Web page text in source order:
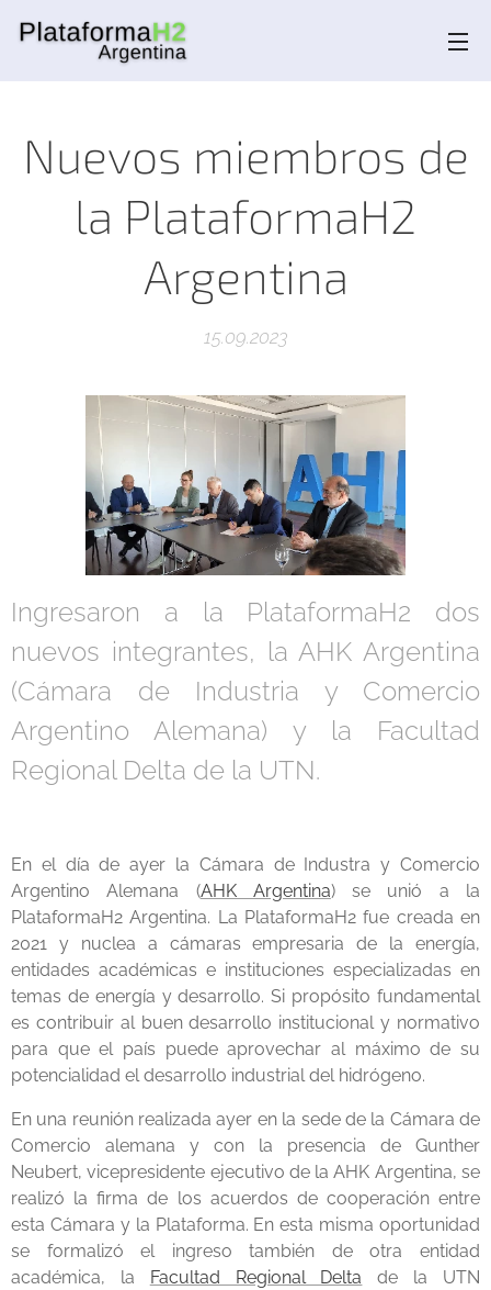
Nuevos miembros de
la PlataformaH2
Argentina
15.09.2023
Ingresaron a la PlataformaH2 dos
nuevos integrantes, la AHK Argentina
(Cámara de Industria y Comercio
Argentino Alemana) y la Facultad
Regional Delta de la UTN.
En el día de ayer la Cámara de Industra y Comercio
Argentino Alemana (AHK Argentina) se unió a la
PlataformaH2 Argentina. La PlataformaH2 fue creada en
2021 y nuclea a cámaras empresaria de la energía,
entidades académicas e instituciones especializadas en
temas de energía y desarrollo. Si propósito fundamental
es contribuir al buen desarrollo institucional y normativo
para que el país puede aprovechar al máximo de su
potencialidad el desarrollo industrial del hidrógeno.
En una reunión realizada ayer en la sede de la Cámara de
Comercio alemana y con la presencia de Gunther
Neubert, vicepresidente ejecutivo de la AHK Argentina, se
realizó la firma de los acuerdos de cooperación entre
esta Cámara y la Plataforma. En esta misma oportunidad
se formalizó el ingreso también de otra entidad
académica, la Facultad Regional Delta de la UTN